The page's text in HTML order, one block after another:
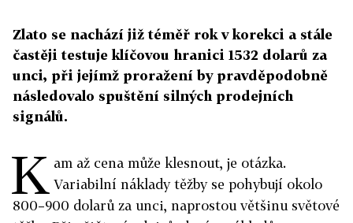
Zlato se nachází již téměř rok v korekci a stále
častěji testuje klíčovou hranici 1532 dolarů za
unci, při jejímž proražení by pravděpodobně
následovalo spuštění silných prodejních
signálů.
K am až cena může klesnout, je otázka.
Variabilní náklady těžby se pohybují okolo
800–900 dolarů za unci, naprostou většinu světové